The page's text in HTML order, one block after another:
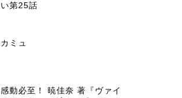
い第25話
カミュ
感動必至！ 暁佳奈 著『ヴァイ